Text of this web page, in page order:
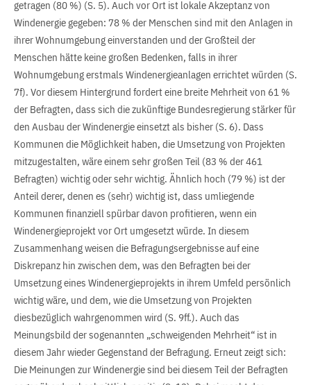
getragen (80 %) (S. 5). Auch vor Ort ist lokale Akzeptanz von
Windenergie gegeben: 78 % der Menschen sind mit den Anlagen in
ihrer Wohnumgebung einverstanden und der Großteil der
Menschen hätte keine großen Bedenken, falls in ihrer
Wohnumgebung erstmals Windenergieanlagen errichtet würden (S.
7f). Vor diesem Hintergrund fordert eine breite Mehrheit von 61 %
der Befragten, dass sich die zukünftige Bundesregierung stärker für
den Ausbau der Windenergie einsetzt als bisher (S. 6). Dass
Kommunen die Möglichkeit haben, die Umsetzung von Projekten
mitzugestalten, wäre einem sehr großen Teil (83 % der 461
Befragten) wichtig oder sehr wichtig. Ähnlich hoch (79 %) ist der
Anteil derer, denen es (sehr) wichtig ist, dass umliegende
Kommunen finanziell spürbar davon profitieren, wenn ein
Windenergieprojekt vor Ort umgesetzt würde. In diesem
Zusammenhang weisen die Befragungsergebnisse auf eine
Diskrepanz hin zwischen dem, was den Befragten bei der
Umsetzung eines Windenergieprojekts in ihrem Umfeld persönlich
wichtig wäre, und dem, wie die Umsetzung von Projekten
diesbezüglich wahrgenommen wird (S. 9ff.). Auch das
Meinungsbild der sogenannten „schweigenden Mehrheit“ ist in
diesem Jahr wieder Gegenstand der Befragung. Erneut zeigt sich:
Die Meinungen zur Windenergie sind bei diesem Teil der Befragten